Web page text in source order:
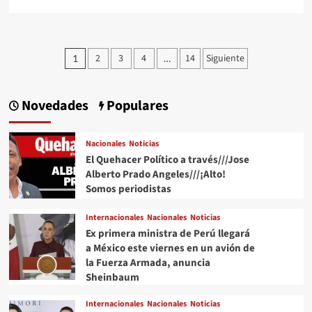
Chihuahua!
Paginación
entradas
1 2 3 4 … 14 Siguiente
Novedades Populares
Nacionales Noticias
El Quehacer Político a través///Jose
Alberto Prado Angeles///¡Alto!
Somos periodistas
Internacionales Nacionales Noticias
Ex primera ministra de Perú llegará
a México este viernes en un avión de
la Fuerza Armada, anuncia
Sheinbaum
Internacionales Nacionales Noticias